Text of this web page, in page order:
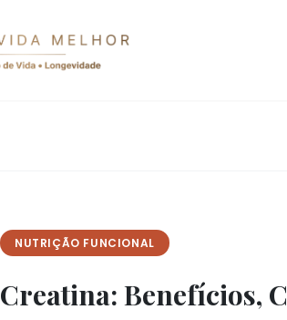
NUTRIÇÃO FUNCIONAL
Creatina: Benefícios,